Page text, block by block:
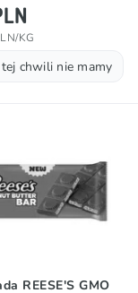
KG
chwili nie mamy
REESE'S GMO